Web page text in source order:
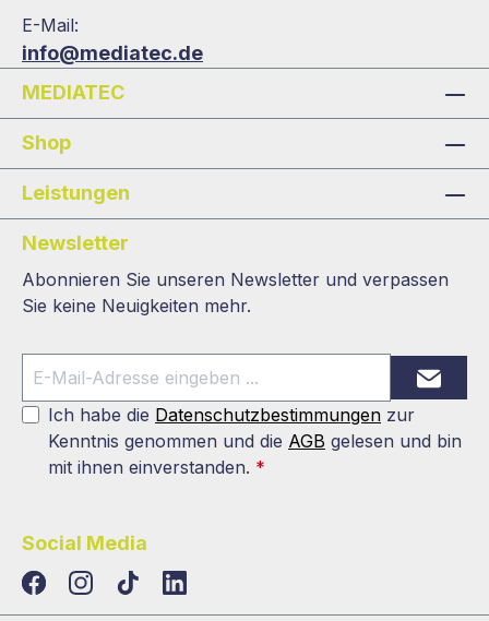
E-Mail:
info@mediatec.de
MEDIATEC
Shop
Leistungen
Newsletter
Abonnieren Sie unseren Newsletter und verpassen
Sie keine Neuigkeiten mehr.
Ich habe die Datenschutzbestimmungen zur
Kenntnis genommen und die AGB gelesen und bin
mit ihnen einverstanden. *
Social Media
TikTokLinkedIn